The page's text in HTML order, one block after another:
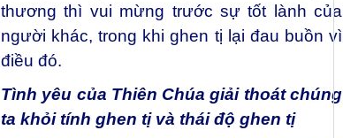
thương thì vui mừng trước sự tốt lành của
người khác, trong khi ghen tị lại đau buồn vì
điều đó.
Tình yêu của Thiên Chúa giải thoát chúng
ta khỏi tính ghen tị và thái độ ghen tị